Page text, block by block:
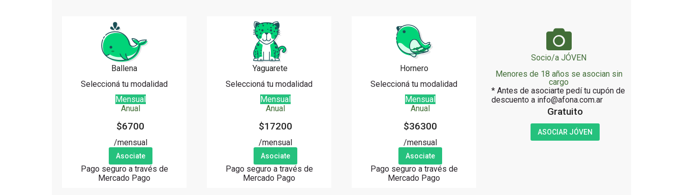
Ballena
Seleccioná tu modalidad
Mensual
Anual
$6700
/mensual
Asociate
Pago seguro a través de
Mercado Pago
Yaguarete
Seleccioná tu modalidad
Mensual
Anual
$17200
/mensual
Asociate
Pago seguro a través de
Mercado Pago
Hornero
Seleccioná tu modalidad
Mensual
Anual
$36300
/mensual
Asociate
Pago seguro a través de
Mercado Pago
Socio/a JÓVEN
Menores de 18 años se asocian sin
cargo
* Antes de asociarte pedí tu cupón de
descuento a info@afona.com.ar
Gratuito
ASOCIAR JÓVEN